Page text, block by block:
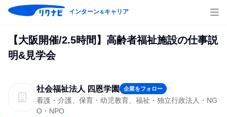
インターン＆キャリア
【大阪開催/2.5時間】高齢者福祉施設の仕事説
明&見学会
社会福祉法人 四恩学園 企業をフォロー
看護・介護、保育・幼児教育、福祉・独立行政法人・NG
O・NPO